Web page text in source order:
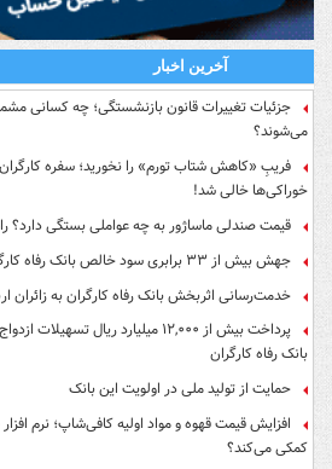
آخرین اخبار
جزئیات تغییرات قانون بازنشستگی؛ چه کسانی
می‌شوند؟
خوراکی‌ها خالی شد!
قیمت صندلی ماساژور به چه عواملی بستگی دارد؟
جهش بیش از ۳۳ برابری سود خالص بانک رفاه کارگران در بهار ۱۴۰۵
خدمت‌رسانی اثربخش بانک رفاه کارگران به زائران
پرداخت بیش از ۱۲,۰۰۰ میلیارد ریال
بانک رفاه کارگران
حمایت از تولید ملی در اولویت این بانک
افزایش قیمت قهوه و مواد اولیه کافی‌شاپ؛ نرم
کمکی می‌کند؟